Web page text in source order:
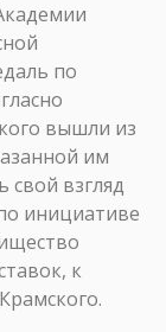
по
вышли из
им
свой взгляд
инициативе
к